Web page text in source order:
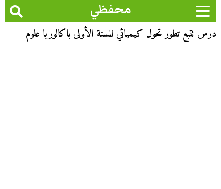
محفظي
درس تتبع تطور تحول كيميائي للسنة الأولى باكالوريا علوم